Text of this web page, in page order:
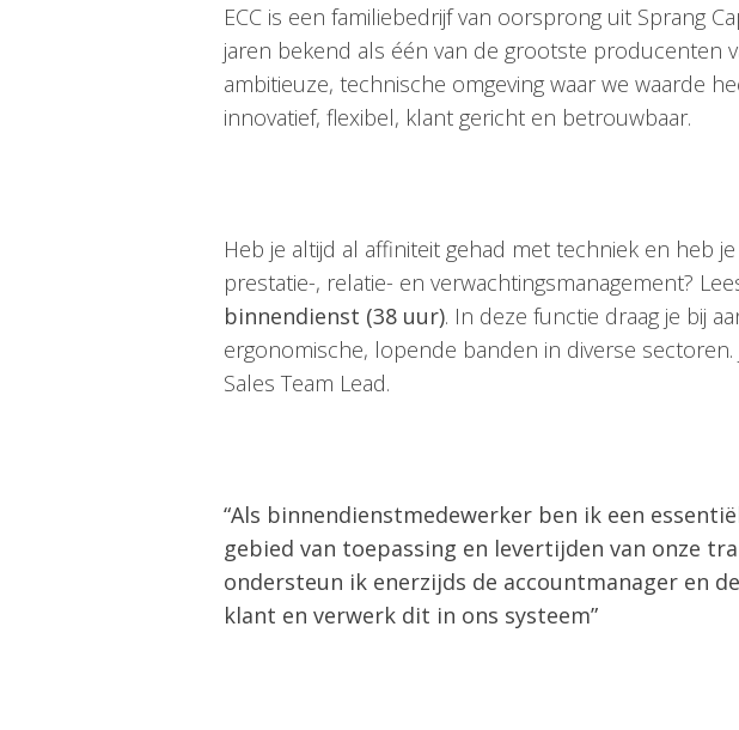
ECC is een familiebedrijf van oorsprong uit Sprang
jaren bekend als één van de grootste producenten
ambitieuze, technische omgeving waar we waarde
innovatief, flexibel, klant gericht en betrouwbaar.
Heb je altijd al affiniteit gehad met techniek en heb
prestatie-, relatie- en verwachtingsmanagement?
binnendienst (38 uur). In deze functie draag je bij
ergonomische, lopende banden in diverse
Sales Team Lead.
“Als binnendienstmedewerker ben ik een
gebied van toepassing en levertijden van onze
ondersteun ik enerzijds de accountmanager en
klant en verwerk dit in ons systeem”